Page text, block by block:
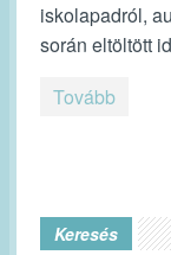
iskolapadról,
során eltöltött
Tovább
Keresés